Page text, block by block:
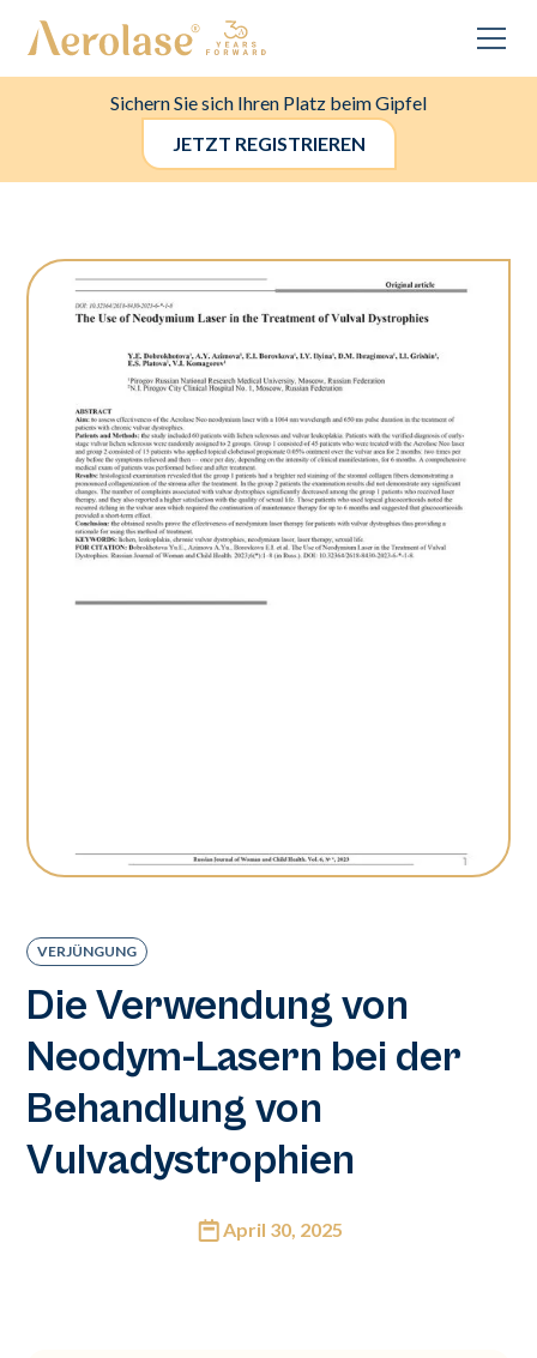
Sichern Sie sich Ihren Platz beim Gipfel
JETZT REGISTRIEREN
VERJÜNGUNG
Die Verwendung von
Neodym-Lasern bei der
Behandlung von
Vulvadystrophien
April 30, 2025